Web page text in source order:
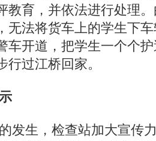
教育，并依法进行处理
无法将货车上的学生下
车开道，把学生一个个
过江桥回家。
发生，检查站加大宣传